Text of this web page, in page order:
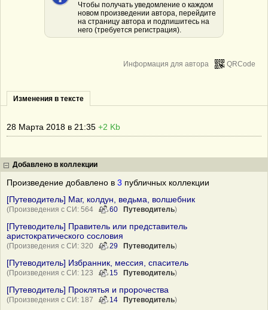
Чтобы получать уведомление о каждом
новом произведении автора, перейдите
на страницу автора и подпишитесь на
него (требуется регистрация).
QRCode
Информация для автора
Изменения в тексте
28 Марта 2018 в 21:35 +2 Kb
Добавлено в коллекции
Произведение добавлено в 3 публичных коллекции
[Путеводитель] Маг, колдун, ведьма, волшебник
(Произведения с СИ: 564 60 Путеводитель)
[Путеводитель] Правитель или представитель
аристократического сословия
(Произведения с СИ: 320 29 Путеводитель)
[Путеводитель] Избранник, мессия, спаситель
(Произведения с СИ: 123 15 Путеводитель)
[Путеводитель] Проклятья и пророчества
(Произведения с СИ: 187 14 Путеводитель)